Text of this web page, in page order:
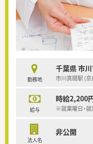
勤務地
千葉県 市
市川真間駅 (京
給与
時給2,200
※就業曜日・就
法人名
非公開